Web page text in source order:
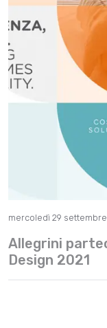
mercoledì 29 settembre
Allegrini
Design 2021